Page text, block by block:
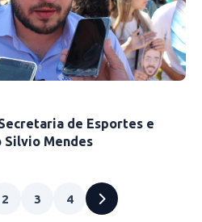
de Esportes e
Silvio Mendes
2 3 4